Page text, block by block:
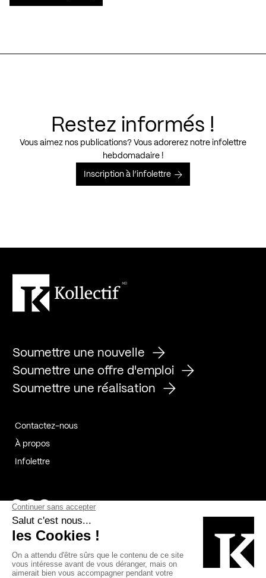
Restez informés !
Vous aimez nos publications? Vous adorerez notre infolettre
hebdomadaire !
Inscription à l’infolettre
Soumettre une nouvelle
Soumettre une offre d'emploi
Soumettre une réalisation
Contactez-nous
À propos
Infolettre
Page Facebook de Kollectif
Page Instagram de Kollectif
Page Linkedin de Kollectif